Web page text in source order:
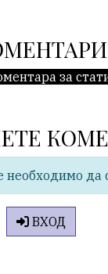
за
необходимо да
ВХОД